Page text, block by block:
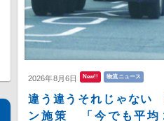
2026年8月6日 New!! 物流ニュース
違う違うそれじゃない
ン施策 「今でも平均